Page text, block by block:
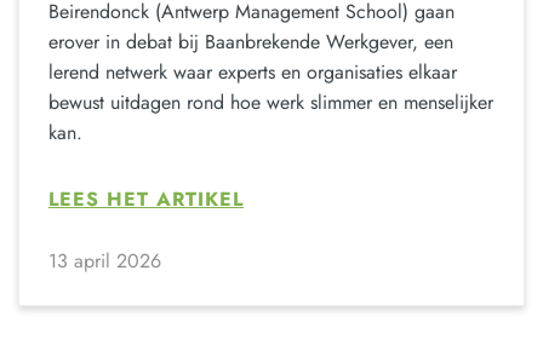
Beirendonck (Antwerp Management School) gaan
erover in debat bij Baanbrekende Werkgever, een
lerend netwerk waar experts en organisaties elkaar
bewust uitdagen rond hoe werk slimmer en menselijker
kan.
LEES HET ARTIKEL
13 april 2026